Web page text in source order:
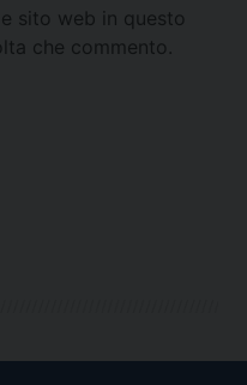
sito web in questo
che commento.